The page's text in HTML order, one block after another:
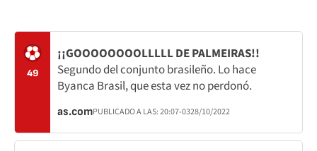
49
¡¡GOOOOOOOOLLLLL DE PALMEIRAS!!
Segundo del conjunto brasileño. Lo hace
Byanca Brasil, que esta vez no perdonó.
as.comPUBLICADO A LAS:20:07-0328/10/2022